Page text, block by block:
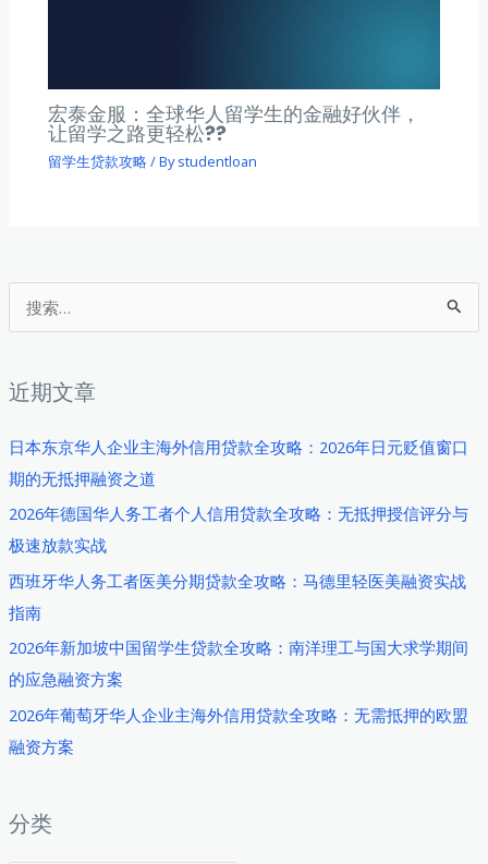
索
近期文章
日本东京华人企业主海外信用贷款全攻略：2026年日元贬值窗口
期的无抵押融资之道
2026年德国华人务工者个人信用贷款全攻略：无抵押授信评分与
极速放款实战
西班牙华人务工者医美分期贷款全攻略：马德里轻医美融资实战
指南
2026年新加坡中国留学生贷款全攻略：南洋理工与国大求学期间
的应急融资方案
2026年葡萄牙华人企业主海外信用贷款全攻略：无需抵押的欧盟
融资方案
分类
宏泰金服：全球华人留学生的金融好伙伴，
让留学之路更轻松??
留学生贷款攻略/ Bystudentloan